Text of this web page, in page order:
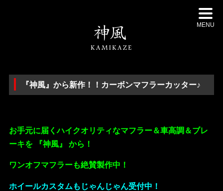
MENU
『神風』から新作！！カーボンマフラーカッター♪
お手元に届くハイクオリティなマフラー＆車高調＆ブレ
ーキを 『神風』 から！
ワンオフマフラーも絶賛製作中！
ホイールカスタムもじゃんじゃん受付中！